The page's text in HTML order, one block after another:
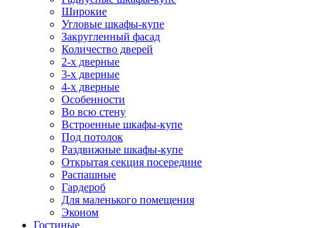
Широкие
Угловые шкафы-купе
Закругленный фасад
Количество дверей
2-х дверные
3-х дверные
4-х дверные
Особенности
Во всю стену
Встроенные шкафы-купе
Под потолок
Раздвижные шкафы-купе
Открытая секция посередине
Распашные
Гардероб
Для маленького помещения
Эконом
Гостиные